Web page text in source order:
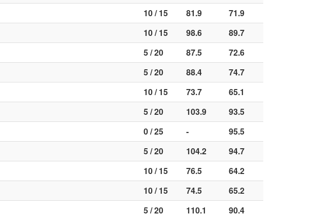
10 / 15 81.9
71.9
10 / 15 98.6
89.7
5 / 20 87.5
72.6
5 / 20 88.4
74.7
10 / 15 73.7
65.1
5 / 20 103.9
93.5
0 / 25 -
95.5
5 / 20 104.2
94.7
10 / 15 76.5
64.2
10 / 15 74.5
65.2
5 / 20 110.1
90.4